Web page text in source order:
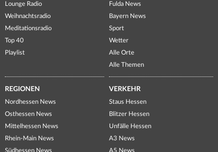
Lounge Radio
Weihnachtsradio
Meditationsradio
Top 40
Playlist
Fulda News
Bayern News
Sport
Wetter
Alle Orte
Alle Themen
REGIONEN
Nordhessen News
Osthessen News
Mittelhessen News
Rhein-Main News
Südhessen News
VERKEHR
Staus Hessen
Blitzer Hessen
Unfälle Hessen
A3 News
A5 News